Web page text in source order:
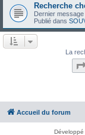
Recherche
Dernier
Publié dans
La
Accueil du forum